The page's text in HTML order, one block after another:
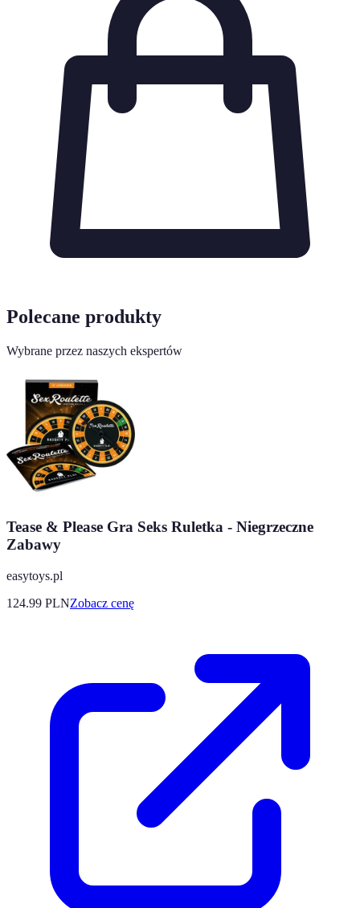
Polecane produkty
Wybrane przez naszych ekspertów
Tease & Please Gra Seks Ruletka - Niegrzeczne
Zabawy
easytoys.pl
124.99 PLNZobacz cenę